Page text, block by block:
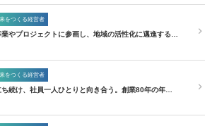
をつくる経営者
業やプロジェクトに参画し、地域の活性化に邁進する…
をつくる経営者
続け、社員一人ひとりと向き合う。創業80年の年…